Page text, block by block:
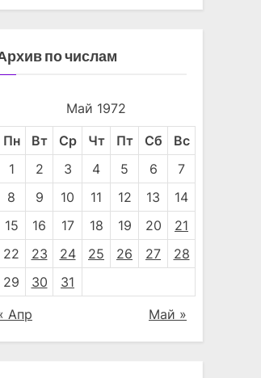
«заяц». Юмореска.
Четвёртая страница
Говорят
по числам
Май 1972
Пн Вт Ср Чт Пт Сб
Вс
1
2 3 4 5 6
7
8
9 10 11 12 13
14
15
16 17 18 19 20
21
22
23 24 25 26 27
28
29
30 31
Апр Май »